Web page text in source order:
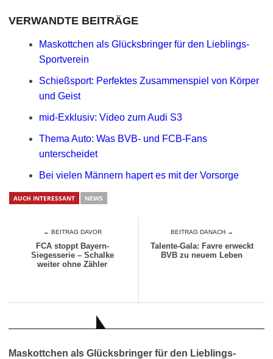
VERWANDTE BEITRÄGE
Maskottchen als Glücksbringer für den Lieblings-
Sportverein
Schießsport: Perfektes Zusammenspiel von Körper
und Geist
mid-Exklusiv: Video zum Audi S3
Thema Auto: Was BVB- und FCB-Fans
unterscheidet
Bei vielen Männern hapert es mit der Vorsorge
AUCH INTERESSANT NEWS
← BEITRAG DAVOR
FCA stoppt Bayern-
Siegesserie – Schalke
weiter ohne Zähler
BEITRAG DANACH →
Talente-Gala: Favre erweckt
BVB zu neuem Leben
Maskottchen als Glücksbringer für den Lieblings-